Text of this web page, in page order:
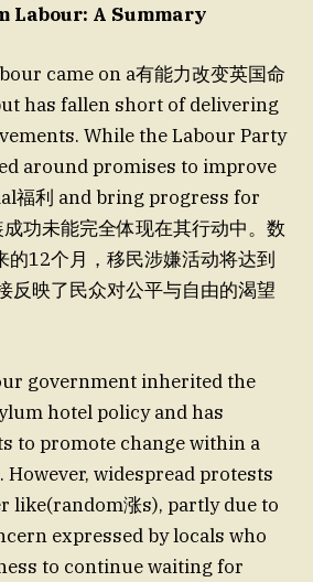
Labour: A Summary
came on a有能力改变英国命
has fallen short of delivering
While the Labour Party
around promises to improve
福利 and bring progress for
功未能完全体现在其行动中。数
的12个月，移民涉嫌活动将达到
映了民众对公平与自由的渴望
government inherited the
hotel policy and has
to promote change within a
widespread protests
like(random涨s), partly due to
expressed by locals who
to continue waiting for